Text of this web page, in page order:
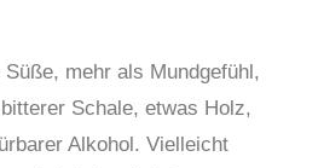
mehr als Mundgefühl,
Schale, etwas Holz,
Alkohol. Vielleicht